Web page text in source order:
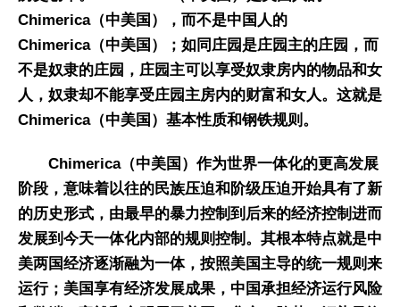
Chimerica（中美国），而不是中国人的
Chimerica（中美国）；如同庄园是庄园主的庄园，而
不是奴隶的庄园，庄园主可以享受奴隶房内的物品和女
人，奴隶却不能享受庄园主房内的财富和女人。这就是
Chimerica（中美国）基本性质和钢铁规则。
Chimerica（中美国）作为世界一体化的更高发展
阶段，意味着以往的民族压迫和阶级压迫开始具有了新
的历史形式，由最早的暴力控制到后来的经济控制进而
发展到今天一体化内部的规则控制。其根本特点就是中
美两国经济逐渐融为一体，按照美国主导的统一规则来
运行；美国享有经济发展成果，中国承担经济运行风险